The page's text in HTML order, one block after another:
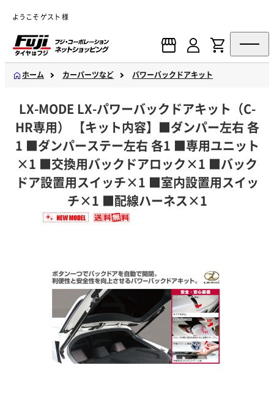
ようこそ ゲスト 様
ホーム カーパーツなど パワーバックドアキット
LX-MODE LX-パワーバックドアキット（C-
HR専用） 【キット内容】■ダンパー左右 各
1 ■ダンパーステー左右 各1 ■専用ユニット
×1 ■交換用バックドアロック×1 ■バック
ドア設置用スイッチ×1 ■室内設置用スイッ
チ×1 ■配線ハーネス×1